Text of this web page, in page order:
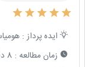
ایده پرداز :
زمان مطالعه : 8 دقیقه